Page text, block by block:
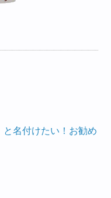
名付けたい！お勧め